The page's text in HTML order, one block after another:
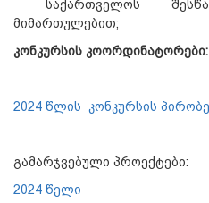
საქართველოს
მიმართულებით;
კონკურსის
2024 წლის კონკურსის
გამარჯვებული პროექტები:
2024 წელი